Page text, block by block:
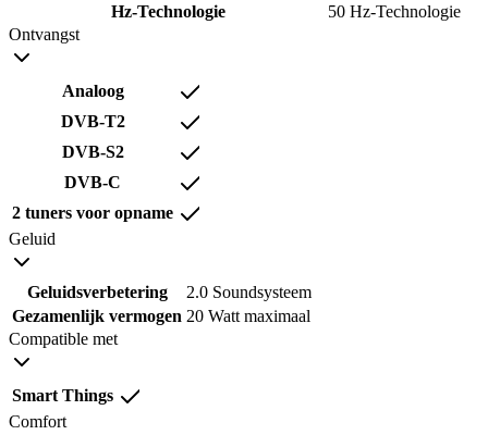
Hz-Technologie
50 Hz-Technologie
Ontvangst
Analoog
DVB-T2
DVB-S2
DVB-C
2 tuners voor opname
Geluid
Geluidsverbetering
2.0 Soundsysteem
Gezamenlijk vermogen 20 Watt maximaal
Compatible met
Smart Things
Comfort